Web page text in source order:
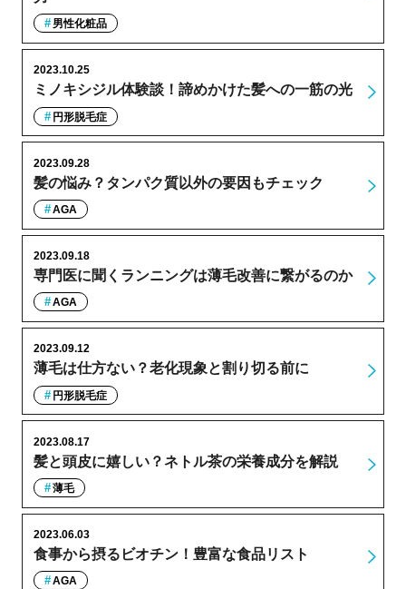
男性化粧品
ミノキシジル体験談！諦めかけた髪への一筋の光
2023.10.25
円形脱毛症
髪の悩み？タンパク質以外の要因もチェック
2023.09.28
AGA
専門医に聞くランニングは薄毛改善に繋がるのか
2023.09.18
AGA
薄毛は仕方ない？老化現象と割り切る前に
2023.09.12
円形脱毛症
髪と頭皮に嬉しい？ネトル茶の栄養成分を解説
2023.08.17
薄毛
食事から摂るビオチン！豊富な食品リスト
2023.06.03
AGA